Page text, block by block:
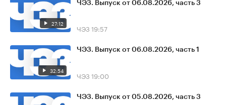
27:12
ЧЭЗ. Выпуск от 06.08.2026, часть 3
ЧЭЗ 19:57
32:54
ЧЭЗ. Выпуск от 06.08.2026, часть 1
ЧЭЗ 19:00
ЧЭЗ. Выпуск от 05.08.2026, часть 3